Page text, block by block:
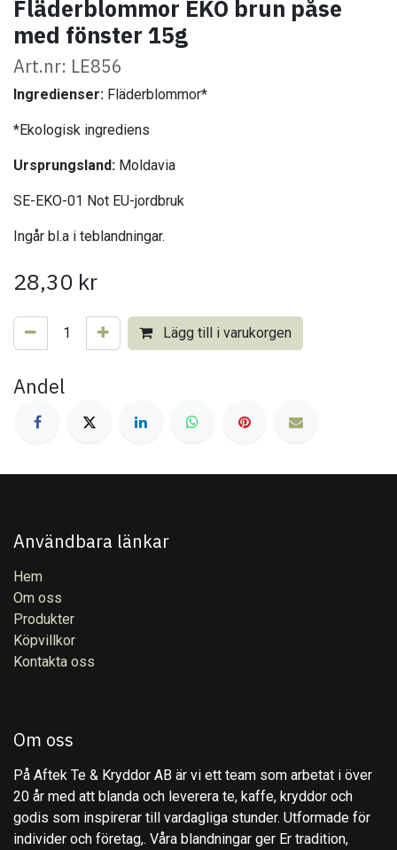
Fläderblommor EKO brun påse
med fönster 15g
Art.nr: LE856
Ingredienser: Fläderblommor*
*Ekologisk ingrediens
Ursprungsland: Moldavia
SE-EKO-01 Not EU-jordbruk
Ingår bl.a i teblandningar.
28,30 kr
Lägg till i varukorgen
Andel
Användbara länkar
Hem
Om oss
Produkter
Köpvillkor
Kontakta oss
Om oss
På Aftek Te & Kryddor AB är vi ett team som arbetat i över
20 år med att blanda och leverera te, kaffe, kryddor och
godis som inspirerar till vardagliga stunder. Utformade för
individer och företag,. Våra blandningar ger Er tradition,